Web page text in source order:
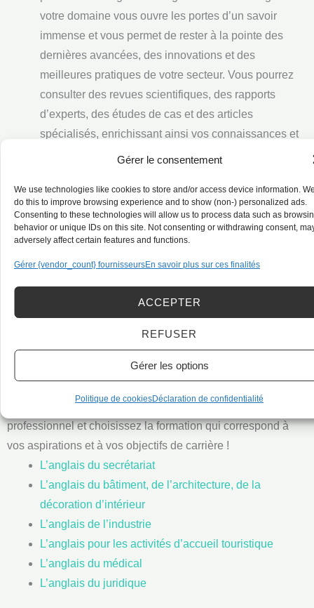
Gérer le consentement
We use technologies like cookies to store and/or access device information.
do this to improve browsing experience and to show (non-) personalized ads.
Consenting to these technologies will allow us to process data such as
behavior or unique IDs on this site. Not consenting or withdrawing consent,
adversely affect certain features and functions.
Gérer {vendor_count} fournisseursEn savoir plus sur ces finalités
ACCEPTER
REFUSER
Gérer les options
Politique de cookiesDéclaration de confidentialité
votre domaine vous ouvre les portes d’un savoir
immense et vous permet de rester à la pointe des
dernières avancées, des innovations et des
meilleures pratiques de votre secteur. Vous pourrez
consulter des revues scientifiques, des rapports
d’experts, des études de cas et des articles
spécialisés, enrichissant ainsi vos connaissances et
vous permettant de prendre des décisions éclairées.
L’anglais est la langue des affaires et de la
communication internationale par excellence.
Maîtriser l’anglais professionnel de votre secteur vous
opportunités de carrière à l’échelle mondiale. Vous
voie à des postes à responsabilités, à une carrière
épanouissante et à la possibilité de travailler sur des
projets stimulants et innovants.
Explorez les différents types d’anglais technique et
professionnel et choisissez la formation qui correspond à
vos aspirations et à vos objectifs de carrière !
L’anglais du secrétariat
L’anglais du bâtiment, de l’architecture, de la
décoration d’intérieur
L’anglais de l’industrie
L’anglais pour les activités d’accueil touristique
L’anglais du médical
L’anglais du juridique